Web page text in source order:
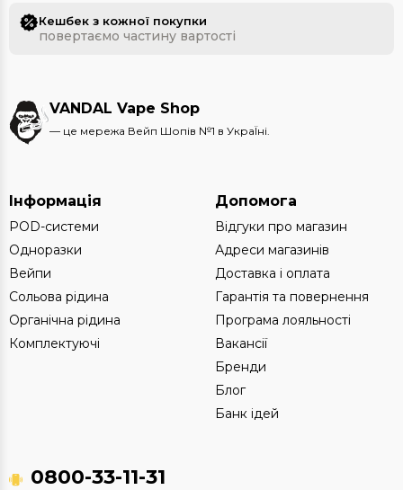
Кешбек з кожної покупки
повертаємо частину вартості
VANDAL Vape Shop
— це мережа Вейп Шопів №1 в УкраЇні.
Інформація
POD-системи
Одноразки
Вейпи
Сольова рідина
Органічна рідина
Комплектуючі
Допомога
Відгуки про магазин
Адреси магазинів
Доставка і оплата
Гарантія та повернення
Програма лояльності
Вакансії
Бренди
Блог
Банк ідей
0800-33-11-31